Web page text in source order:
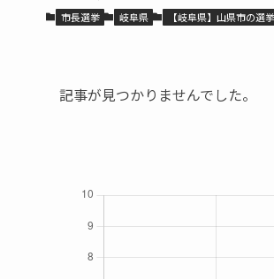
市長選挙 岐阜県 【岐阜県】山県市の選
記事が見つかりませんでした。